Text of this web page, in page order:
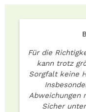
Für die
kann trotz
Sorgfalt keine
Abweichungen
Sicher